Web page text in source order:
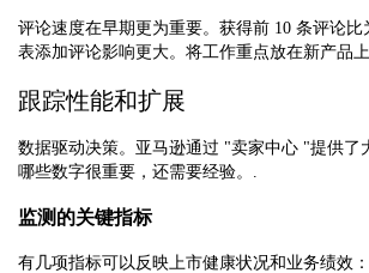
评论速度在早期更为重要。获得前 10 条评论比
表添加评论影响更大。将工作重点放在新产品上
跟踪性能和扩展
数据驱动决策。亚马逊通过 "卖家中心 "提供了
哪些数字很重要，还需要经验。.
监测的关键指标
有几项指标可以反映上市健康状况和业务绩效：